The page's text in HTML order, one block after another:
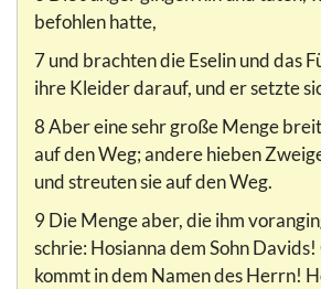
befohlen hatte,
7 und brachten die Eselin und das
ihre Kleider darauf, und er setzte
8 Aber eine sehr große Menge
auf den Weg; andere hieben
und streuten sie auf den Weg.
9 Die Menge aber, die ihm
schrie: Hosianna dem Sohn
kommt in dem Namen des Herrn!